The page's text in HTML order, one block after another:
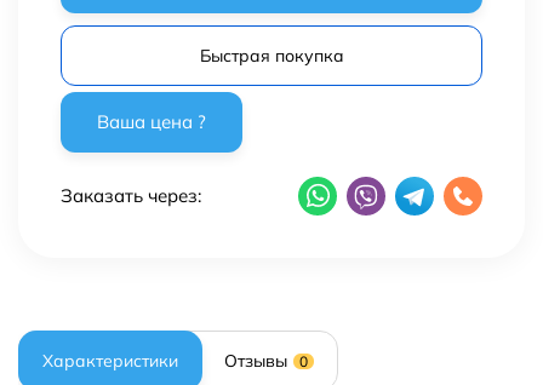
Быстрая покупка
Заказать через:
Характеристики Отзывы 0